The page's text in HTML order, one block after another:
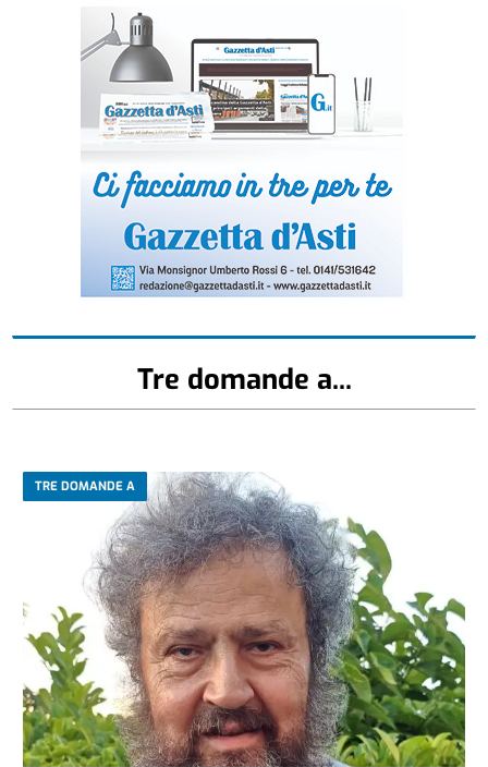
Tre domande a...
TRE DOMANDE A